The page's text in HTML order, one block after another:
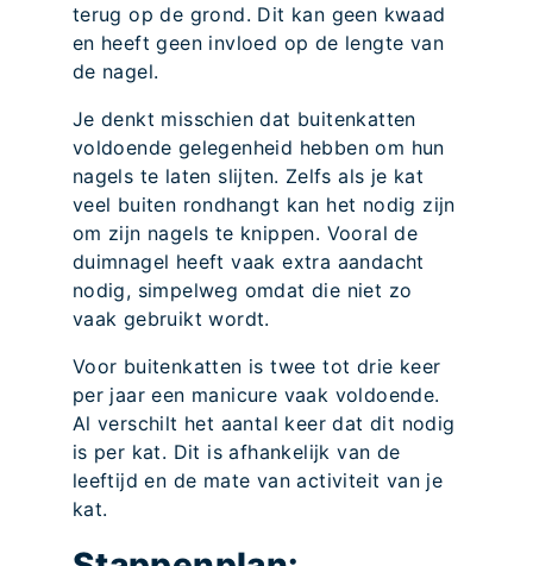
terug op de grond. Dit kan geen kwaad
en heeft geen invloed op de lengte van
de nagel.
Je denkt misschien dat buitenkatten
voldoende gelegenheid hebben om hun
nagels te laten slijten. Zelfs als je kat
veel buiten rondhangt kan het nodig zijn
om zijn nagels te knippen. Vooral de
duimnagel heeft vaak extra aandacht
nodig, simpelweg omdat die niet zo
vaak gebruikt wordt.
Voor buitenkatten is twee tot drie keer
per jaar een manicure vaak voldoende.
Al verschilt het aantal keer dat dit nodig
is per kat. Dit is afhankelijk van de
leeftijd en de mate van activiteit van je
kat.